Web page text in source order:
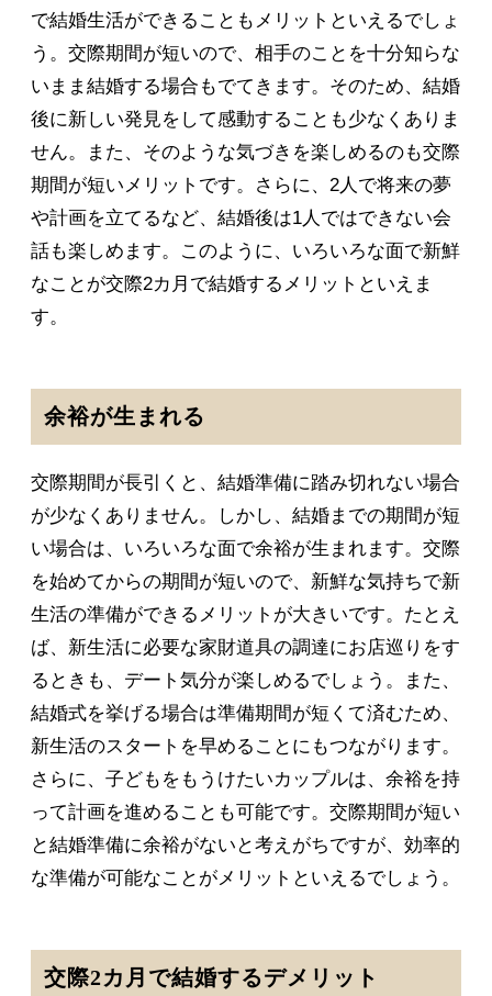
で結婚生活ができることもメリットといえるでしょ
う。交際期間が短いので、相手のことを十分知らな
いまま結婚する場合もでてきます。そのため、結婚
後に新しい発見をして感動することも少なくありま
せん。また、そのような気づきを楽しめるのも交際
期間が短いメリットです。さらに、2人で将来の夢
や計画を立てるなど、結婚後は1人ではできない会
話も楽しめます。このように、いろいろな面で新鮮
なことが交際2カ月で結婚するメリットといえま
す。
余裕が生まれる
交際期間が長引くと、結婚準備に踏み切れない場合
が少なくありません。しかし、結婚までの期間が短
い場合は、いろいろな面で余裕が生まれます。交際
を始めてからの期間が短いので、新鮮な気持ちで新
生活の準備ができるメリットが大きいです。たとえ
ば、新生活に必要な家財道具の調達にお店巡りをす
るときも、デート気分が楽しめるでしょう。また、
結婚式を挙げる場合は準備期間が短くて済むため、
新生活のスタートを早めることにもつながります。
さらに、子どもをもうけたいカップルは、余裕を持
って計画を進めることも可能です。交際期間が短い
と結婚準備に余裕がないと考えがちですが、効率的
な準備が可能なことがメリットといえるでしょう。
交際2カ月で結婚するデメリット